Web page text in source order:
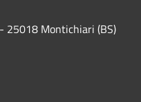
25018 Montichiari (BS)